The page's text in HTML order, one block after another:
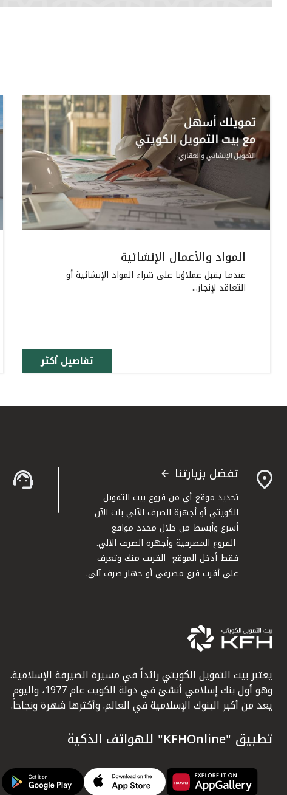
المواد والأعمال الإنشائية
عندما يقبل عملاؤنا على شراء المواد الإنشائية أو
التعاقد لإنجاز...
تفاصيل أكثر
تفضل بزيارتنا
تحديد موقع أي من فروع بيت التمويل
الكويتي أو أجهزة الصرف الآلي بات الآن
أسرع وأبسط من خلال محدد مواقع
الفروع المصرفية وأجهزة الصرف الآلي.
فقط أدخل الموقع القريب منك وتعرف
على أقرب فرع مصرفي أو جهاز صرف آلي.
يعتبر بيت التمويل الكويتي رائداً في مسيرة الصيرفة الإسلامية.
وهو أول بنك إسلامي أنشئ في دولة الكويت عام 1977، واليوم
يعد من أكبر البنوك الإسلامية في العالم. وأكثرها شهرة ونجاحاً.
تطبيق "KFHOnline" للهواتف الذكية